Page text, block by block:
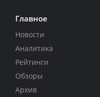
Главное
Новости
Аналитика
Рейтинги
Обзоры
Архив